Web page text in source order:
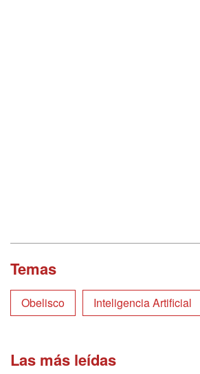
Temas
Obelisco Inteligencia Artificial
Las más leídas